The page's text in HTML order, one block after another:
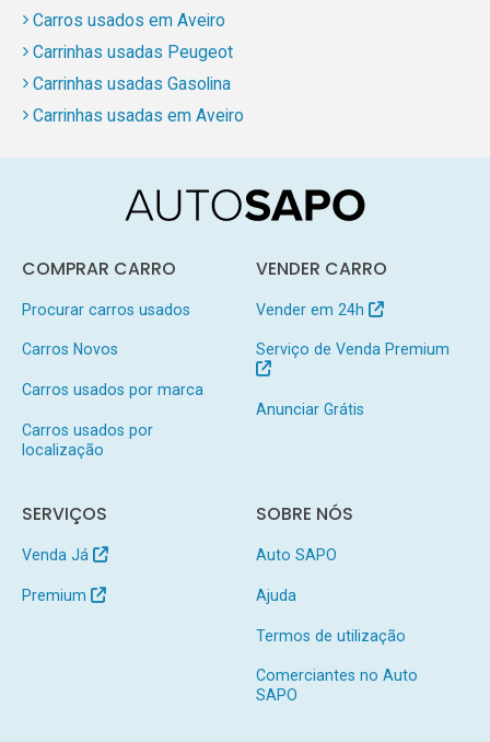
Carros usados em Aveiro
Carrinhas usadas Peugeot
Carrinhas usadas Gasolina
Carrinhas usadas em Aveiro
COMPRAR CARRO
Procurar carros usados
Carros Novos
Carros usados por marca
Carros usados por
localização
VENDER CARRO
Vender em 24h
Serviço de Venda Premium
Anunciar Grátis
SERVIÇOS
Venda Já
Premium
SOBRE NÓS
Auto SAPO
Ajuda
Termos de utilização
Comerciantes no Auto
SAPO